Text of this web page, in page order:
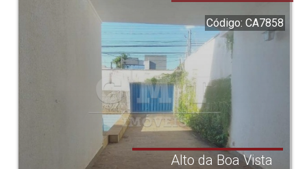
Código: CA7858
Alto da Boa Vista